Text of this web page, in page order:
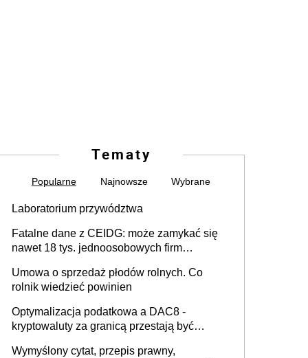
Tematy
Popularne Najnowsze Wybrane
Laboratorium przywództwa
Fatalne dane z CEIDG: może zamykać się
nawet 18 tys. jednoosobowych firm
Umowa o sprzedaż płodów rolnych. Co
rolnik wiedzieć powinien
Optymalizacja podatkowa a DAC8 -
kryptowaluty za granicą przestają być
Wymyślony cytat, przepis prawny,